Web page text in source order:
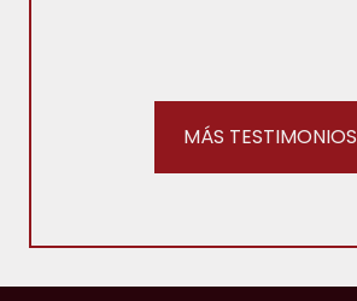
MÁS TESTIMONIOS